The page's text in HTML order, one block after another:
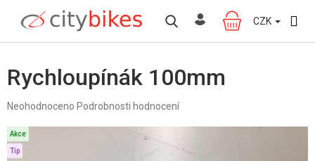
obsah
NÁKUPNÍ
KOŠÍK
CZK
Rychloupínák 100mm
Průměrné
produktu
je
0,0
Neohodnoceno Podrobnosti hodnocení
Akce
Tip